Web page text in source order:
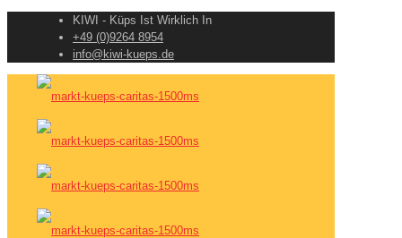
KIWI - Küps Ist Wirklich In
+49 (0)9264 8954
info@kiwi-kueps.de